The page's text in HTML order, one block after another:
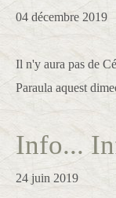
04 décembre 2019
Il n'y aura pas de
Paraula aquest
Info...
24 juin 2019